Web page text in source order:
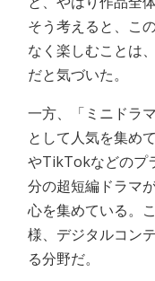
そう考えると、こ
なく楽しむことは
だと気づいた。
一方、「ミニドラ
として人気を集め
やTikTokなどのプ
分の超短編ドラマ
心を集めている。
様、デジタルコン
る分野だ。